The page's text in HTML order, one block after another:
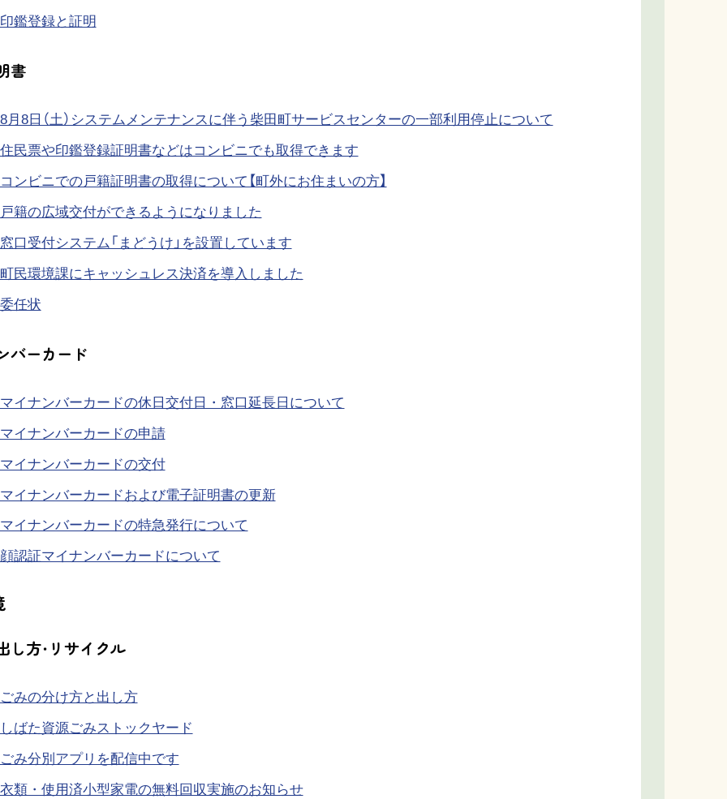
印鑑登録と証明
書
8月8日（土）システムメンテナンスに伴う柴田町サービスセンターの一部利用停止について
住民票や印鑑登録証明書などはコンビニでも取得できます
コンビニでの戸籍証明書の取得について【町外にお住まいの方】
戸籍の広域交付ができるようになりました
窓口受付システム「まどうけ」を設置しています
町民環境課にキャッシュレス決済を導入しました
委任状
バーカード
マイナンバーカードの休日交付日・窓口延長日について
マイナンバーカードの申請
マイナンバーカードの交付
マイナンバーカードおよび電子証明書の更新
マイナンバーカードの特急発行について
顔認証マイナンバーカードについて
し方・リサイクル
ごみの分け方と出し方
しばた資源ごみストックヤード
ごみ分別アプリを配信中です
衣類・使用済小型家電の無料回収実施のお知らせ